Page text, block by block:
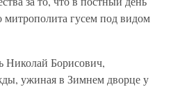
митрополита гусем под видом
Николай Борисович,
ужиная в Зимнем дворце у